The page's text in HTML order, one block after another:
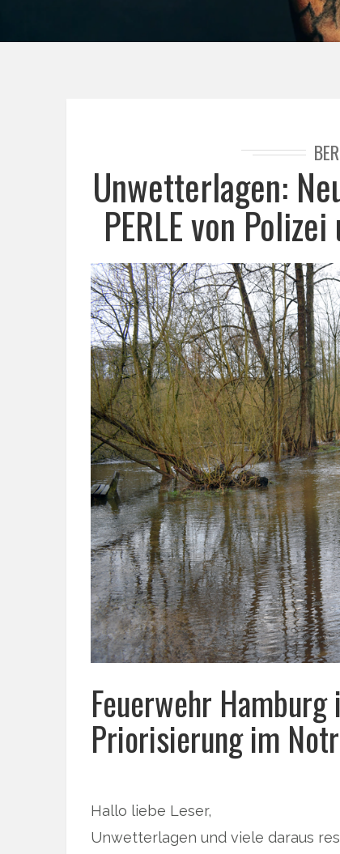
Unwetterlagen:
PERLE von
Feuerwehr
Priorisierung im
Hallo liebe Leser,
Unwetterlagen und viele daraus